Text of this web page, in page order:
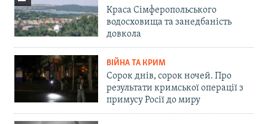
Краса Сімферопольського
водосховища та занедбаність
довкола
ВІЙНА ТА КРИМ
Сорок днів, сорок ночей. Про
результати кримської операції з
примусу Росії до миру